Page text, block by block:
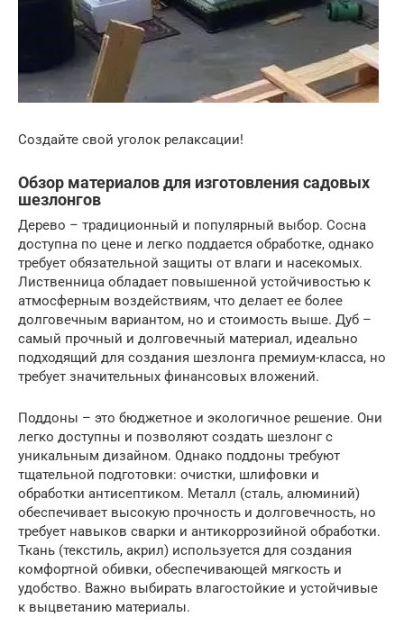
Создайте свой уголок релаксации!
Обзор материалов для изготовления садовых
шезлонгов
Дерево – традиционный и популярный выбор. Сосна
доступна по цене и легко поддается обработке, однако
требует обязательной защиты от влаги и насекомых.
Лиственница обладает повышенной устойчивостью к
атмосферным воздействиям, что делает ее более
долговечным вариантом, но и стоимость выше. Дуб –
самый прочный и долговечный материал, идеально
подходящий для создания шезлонга премиум-класса, но
требует значительных финансовых вложений.
Поддоны – это бюджетное и экологичное решение. Они
легко доступны и позволяют создать шезлонг с
уникальным дизайном. Однако поддоны требуют
тщательной подготовки: очистки, шлифовки и
обработки антисептиком. Металл (сталь, алюминий)
обеспечивает высокую прочность и долговечность, но
требует навыков сварки и антикоррозийной обработки.
Ткань (текстиль, акрил) используется для создания
комфортной обивки, обеспечивающей мягкость и
удобство. Важно выбирать влагостойкие и устойчивые
к выцветанию материалы.